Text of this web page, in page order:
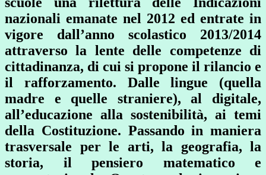
nazionali emanate nel 2012 ed entrate in
vigore dall’anno scolastico 2013/2014
attraverso la lente delle competenze di
cittadinanza, di cui si propone il rilancio e
il rafforzamento. Dalle lingue (quella
madre e quelle straniere), al digitale,
all’educazione alla sostenibilità, ai temi
della Costituzione. Passando in maniera
trasversale per le arti, la geografia, la
storia, il pensiero matematico e